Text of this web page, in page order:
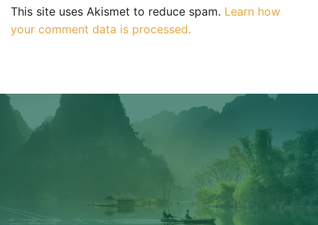
This site uses Akismet to reduce spam. Learn how
your comment data is processed.